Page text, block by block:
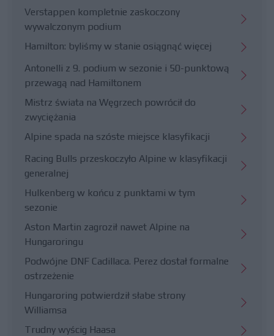
Verstappen kompletnie zaskoczony
wywalczonym podium
Hamilton: byliśmy w stanie osiągnąć więcej
Antonelli z 9. podium w sezonie i 50-punktową
przewagą nad Hamiltonem
Mistrz świata na Węgrzech powrócił do
zwyciężania
Alpine spada na szóste miejsce klasyfikacji
Racing Bulls przeskoczyło Alpine w klasyfikacji
generalnej
Hulkenberg w końcu z punktami w tym
sezonie
Aston Martin zagroził nawet Alpine na
Hungaroringu
Podwójne DNF Cadillaca. Perez dostał formalne
ostrzeżenie
Hungaroring potwierdził słabe strony
Williamsa
Trudny wyścig Haasa